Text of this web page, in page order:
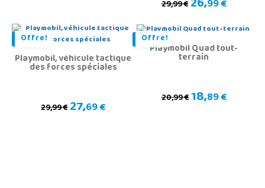
29,99 € 99 €
Offre!
Playmobil, véhicule tactique
des forces spéciales
29,99 €27,69 €
Offre!
Playmobil Quad tout-
terrain
20,99 €18,89 €